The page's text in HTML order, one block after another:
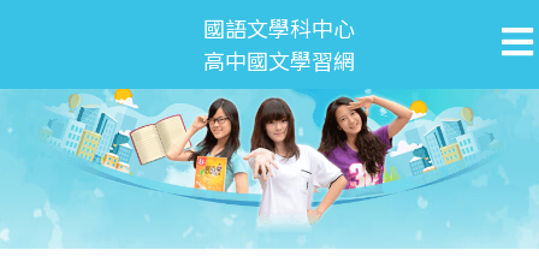
國語文學科中心
高中國文學習網